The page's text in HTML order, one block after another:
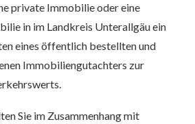
private Immobilie oder eine
in im Landkreis Unterallgäu ein
eines öffentlich bestellten und
Immobiliengutachters zur
Sie im Zusammenhang mit